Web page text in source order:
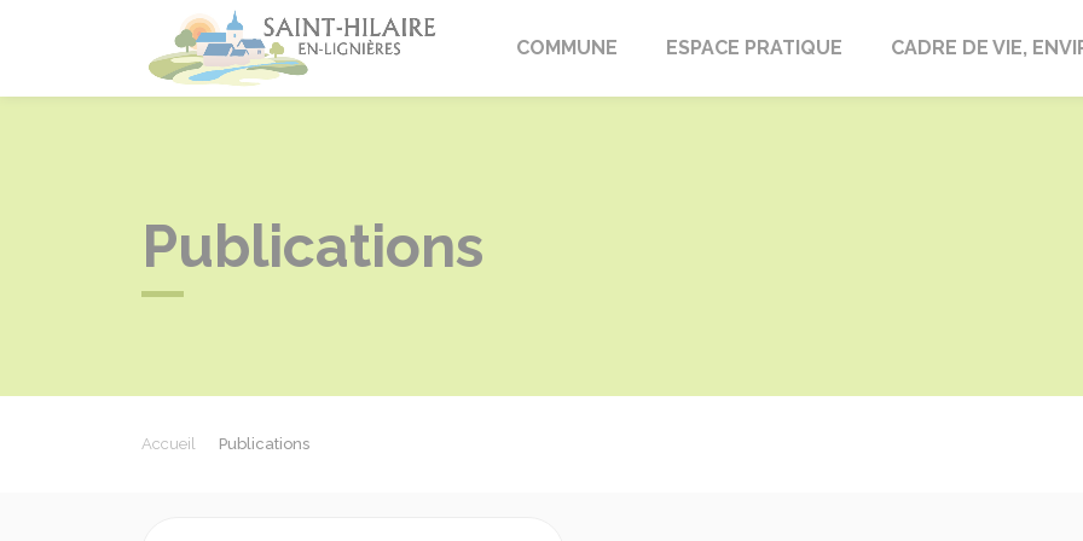
Saint-Hilaire-en-Lignières
COMMUNE ESPACE PRATIQUE CADRE DE VIE,
Publications
Accueil Publications